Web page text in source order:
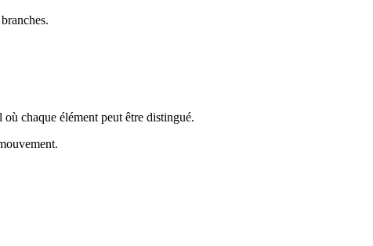
chaque élément peut être distingué.